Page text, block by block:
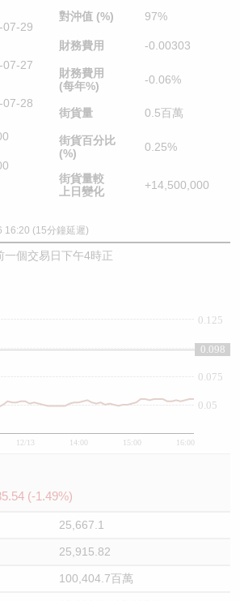
07-29
07-27
07-28
對沖值 (%) 97%
財務費用 -0.00303
財務費用
(每年%)
-0.06%
街貨量 0.5百萬
街貨百分比
(%)
0.25%
街貨量較
上日變化
+14,500,000
16:20 (15分鐘延遲)
一個交易日下午4時正
12/13 14:00 15:00 16:00
0.05
0.075
0.1
0.125
0.098
(-1.49%)
25,667.1
25,915.82
100,404.7百萬